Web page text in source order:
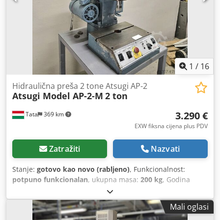
mm Veličina stola: 410x320mm Specifikacija motora: 3-
fazni AC 200 V, 4P, 1,5 kW Rad s dvije ruke. mobilni radni
stol Pogonsko ulje / Količina: 6 litara Ukupna težina (kg) 200
Visina Visina (mm) 987 Širina (mm) 505 Dubina (mm) 735
1 / 16
Tata 369 km
Hidraulična preša 2 tone Atsugi AP-2
Atsugi Model AP-2-M 2 ton
3.290 €
EXW fiksna cijena plus PDV
Zatražiti Nazvati
Stanje: gotovo kao novo (rabljeno), Funkcionalnost:
potpuno funkcionalan, ukupna masa: 200 kg, Godina
, pritiskna sila:
Hidraulična preša Atsugi model AP-2-M Raspon nosivosti:
5-20 (kN) Hod (mm): 150 Brzina trčanja: 60 (mm/s) Brzina
Mali oglasi